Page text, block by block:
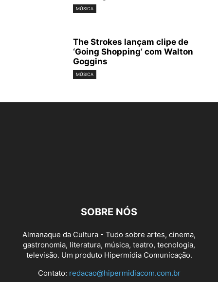
MÚSICA
The Strokes lançam clipe de
‘Going Shopping’ com Walton
Goggins
MÚSICA
SOBRE NÓS
Almanaque da Cultura - Tudo sobre artes, cinema,
gastronomia, literatura, música, teatro, tecnologia,
televisão. Um produto Hipermídia Comunicação.
Contato: redacao@hipermidiacom.com.br